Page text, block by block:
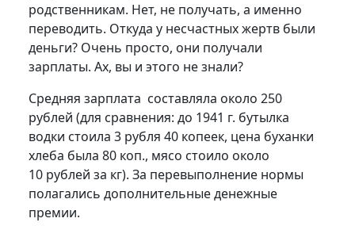
родственникам. Нет, не получать, а именно
переводить. Откуда у несчастных жертв были
деньги? Очень просто, они получали
зарплаты. Ах, вы и этого не знали?
Средняя зарплата составляла около 250
рублей (для сравнения: до 1941 г. бутылка
водки стоила 3 рубля 40 копеек, цена буханки
хлеба была 80 коп., мясо стоило около
10 рублей за кг). За перевыполнение нормы
полагались дополнительные денежные
премии.